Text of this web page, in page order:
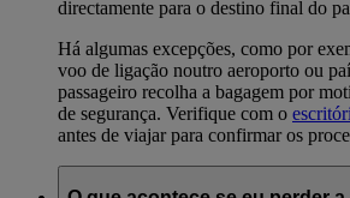
directamente para o destino final do
Há algumas excepções, como por
voo de ligação noutro aeroporto ou
passageiro recolha a bagagem por
de segurança. Verifique com o
antes de viajar para confirmar os